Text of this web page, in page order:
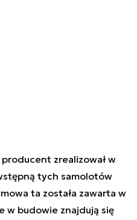
zrealizował w
tych samolotów
ta została zawarta w
w budowie znajdują się